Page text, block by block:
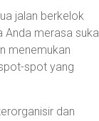
jalan berkelok
Anda merasa suka
menemukan
spot yang
dan